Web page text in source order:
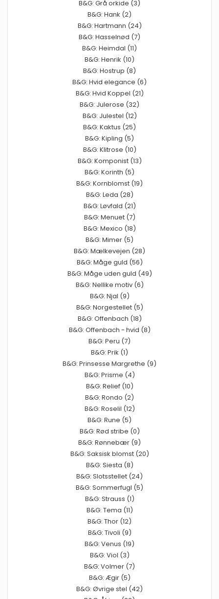
B&G: Grå orkide (3)
B&G: Hank (2)
B&G: Hartmann (24)
B&G: Hasselnød (7)
B&G: Heimdal (11)
B&G: Henrik (10)
B&G: Hostrup (8)
B&G: Hvid elegance (6)
B&G: Hvid Koppel (21)
B&G: Julerose (32)
B&G: Julestel (12)
B&G: Kaktus (25)
B&G: Kipling (5)
B&G: Klitrose (10)
B&G: Komponist (13)
B&G: Korinth (5)
B&G: Kornblomst (19)
B&G: Leda (28)
B&G: Løvfald (21)
B&G: Menuet (7)
B&G: Mexico (18)
B&G: Mimer (5)
B&G: Mælkevejen (28)
B&G: Måge guld (56)
B&G: Måge uden guld (49)
B&G: Nellike motiv (6)
B&G: Njal (9)
B&G: Norgestellet (5)
B&G: Offenbach (18)
B&G: Offenbach - hvid (8)
B&G: Peru (7)
B&G: Prik (1)
B&G: Prinsesse Margrethe (9)
B&G: Prisme (4)
B&G: Relief (10)
B&G: Rondo (2)
B&G: Roselil (12)
B&G: Rune (5)
B&G: Rød stribe (0)
B&G: Rønnebær (9)
B&G: Saksisk blomst (20)
B&G: Siesta (8)
B&G: Slotsstellet (24)
B&G: Sommerfugl (5)
B&G: Strauss (1)
B&G: Tema (11)
B&G: Thor (12)
B&G: Tivoli (9)
B&G: Venus (19)
B&G: Viol (3)
B&G: Volmer (7)
B&G: Ægir (5)
B&G: Øvrige stel (42)